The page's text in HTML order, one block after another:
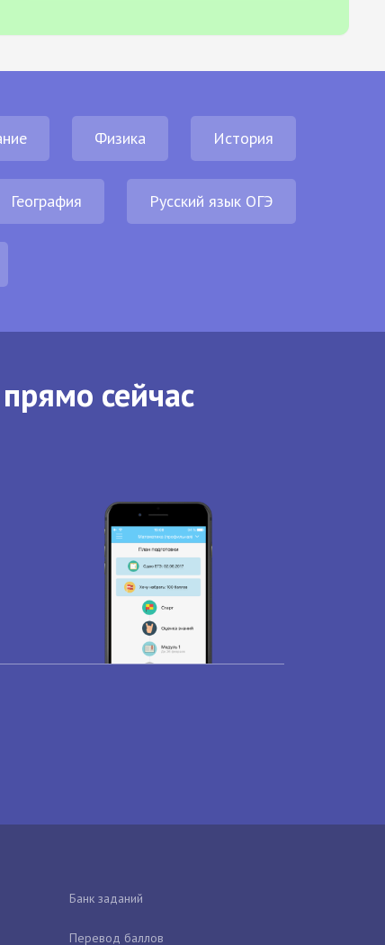
Физика История
География Русский язык ОГЭ
сейчас
Банк заданий
Перевод баллов